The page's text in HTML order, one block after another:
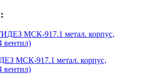
МСК-917.1 метал. корпус,
вентил)